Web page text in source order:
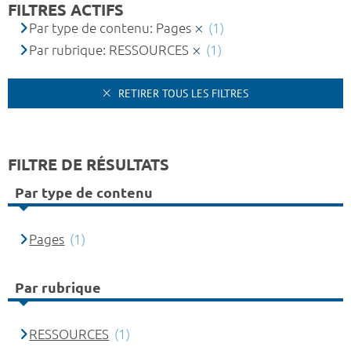
FILTRES ACTIFS
Par type de contenu: Pages
(1)
Par rubrique: RESSOURCES
(1)
RETIRER TOUS LES FILTRES
FILTRE DE RÉSULTATS
Par type de contenu
Pages (1)
Par rubrique
RESSOURCES (1)